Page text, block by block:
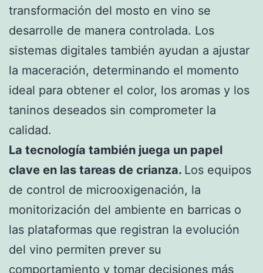
transformación del mosto en vino se
desarrolle de manera controlada. Los
sistemas digitales también ayudan a ajustar
la maceración, determinando el momento
ideal para obtener el color, los aromas y los
taninos deseados sin comprometer la
calidad.
La tecnología también juega un papel
clave en las tareas de crianza. Los equipos
de control de microoxigenación, la
monitorización del ambiente en barricas o
las plataformas que registran la evolución
del vino permiten prever su
comportamiento y tomar decisiones más